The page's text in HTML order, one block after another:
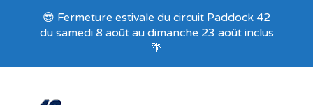
Recevez nos offres exclusives !
😎 Fermeture estivale du circuit Paddock 42
du samedi 8 août au dimanche 23 août inclus
🌴